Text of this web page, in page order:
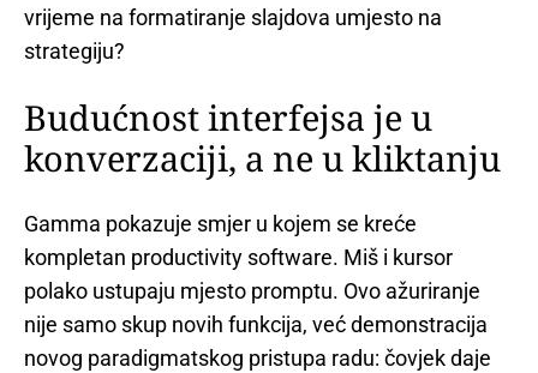
vrijeme na formatiranje slajdova umjesto na
strategiju?
Budućnost interfejsa je u
konverzaciji, a ne u kliktanju
Gamma pokazuje smjer u kojem se kreće
kompletan productivity software. Miš i kursor
polako ustupaju mjesto promptu. Ovo ažuriranje
nije samo skup novih funkcija, već demonstracija
novog paradigmatskog pristupa radu: čovjek daje